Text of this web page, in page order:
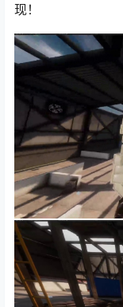
现！